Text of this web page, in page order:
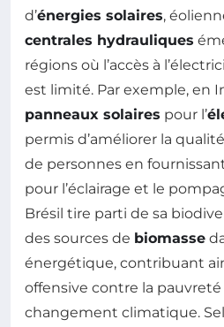
d’énergies solaires,
centrales hydrauliques
régions où l’accès à
est limité. Par exemple, en
panneaux solaires pour l’
permis d’améliorer la
de personnes en
pour l’éclairage et le
Brésil tire parti de sa
des sources de biomasse
énergétique, contribuant
offensive contre la
changement climatique.